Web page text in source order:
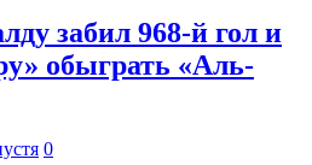
забил 968-й гол и
обыграть «Аль-
0